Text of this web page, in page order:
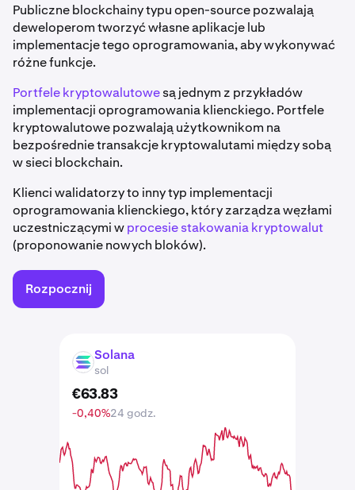
Publiczne blockchainy typu open-source pozwalają
deweloperom tworzyć własne aplikacje lub
implementacje tego oprogramowania, aby wykonywać
różne funkcje.
Portfele kryptowalutowesą jednym z przykładów
implementacji oprogramowania klienckiego. Portfele
kryptowalutowe pozwalają użytkownikom na
bezpośrednie transakcje kryptowalutami między sobą
w sieci blockchain.
Klienci walidatorzy to inny typ implementacji
oprogramowania klienckiego, który zarządza węzłami
uczestniczącymi wprocesie stakowania kryptowalut
(proponowanie nowych bloków).
Rozpocznij
SOL Solana
sol
€63.83
-0,40%24 godz.